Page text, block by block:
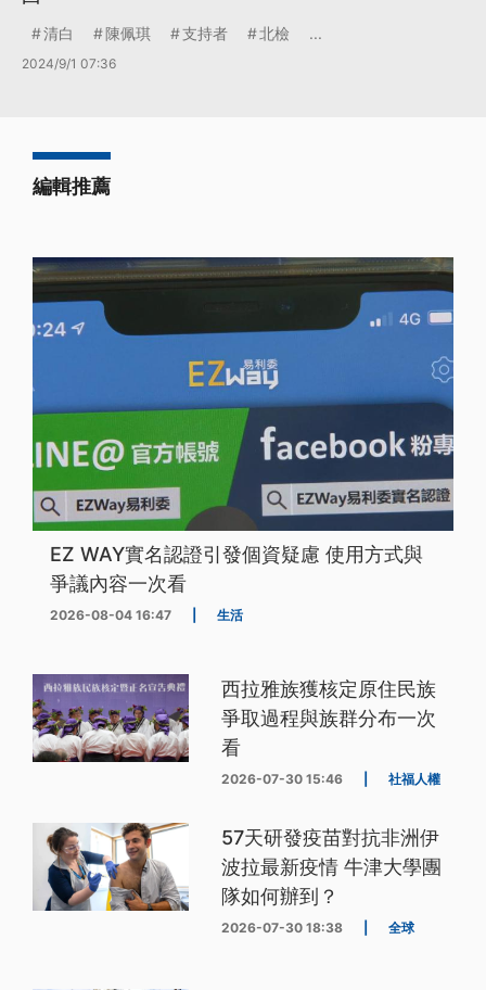
清白 陳佩琪 支持者 北檢 ...
2024/9/1 07:36
編輯推薦
EZ WAY實名認證引發個資疑慮 使用方式與
爭議內容一次看
2026-08-04 16:47 生活
西拉雅族獲核定原住民族
爭取過程與族群分布一次
看
2026-07-30 15:46 社福人權
57天研發疫苗對抗非洲伊
波拉最新疫情 牛津大學團
隊如何辦到？
2026-07-30 18:38 全球